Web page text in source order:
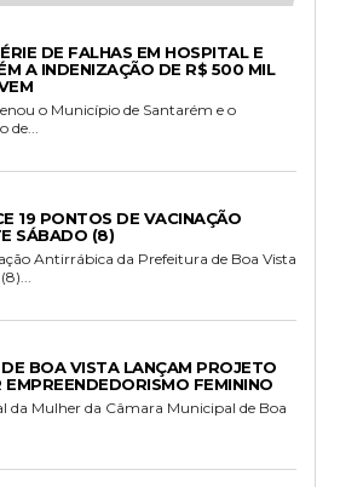
DE FALHAS EM HOSPITAL E
A INDENIZAÇÃO DE R$ 500 MIL
o Município de Santarém e o
de...
19 PONTOS DE VACINAÇÃO
SÁBADO (8)
Antirrábica da Prefeitura de Boa Vista
BOA VISTA LANÇAM PROJETO
FEMININO
da Mulher da Câmara Municipal de Boa